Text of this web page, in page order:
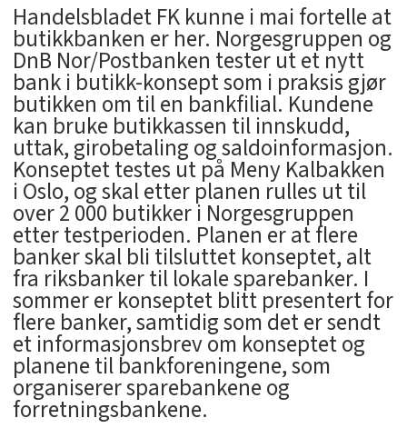
Handelsbladet FK kunne i mai fortelle at
butikkbanken er her. Norgesgruppen og
DnB Nor/Postbanken tester ut et nytt
bank i butikk-konsept som i praksis gjør
butikken om til en bankfilial. Kundene
kan bruke butikkassen til innskudd,
uttak, girobetaling og saldoinformasjon.
Konseptet testes ut på Meny Kalbakken
i Oslo, og skal etter planen rulles ut til
over 2 000 butikker i Norgesgruppen
etter testperioden. Planen er at flere
banker skal bli tilsluttet konseptet, alt
fra riksbanker til lokale sparebanker. I
sommer er konseptet blitt presentert for
flere banker, samtidig som det er sendt
et informasjonsbrev om konseptet og
planene til bankforeningene, som
organiserer sparebankene og
forretningsbankene.